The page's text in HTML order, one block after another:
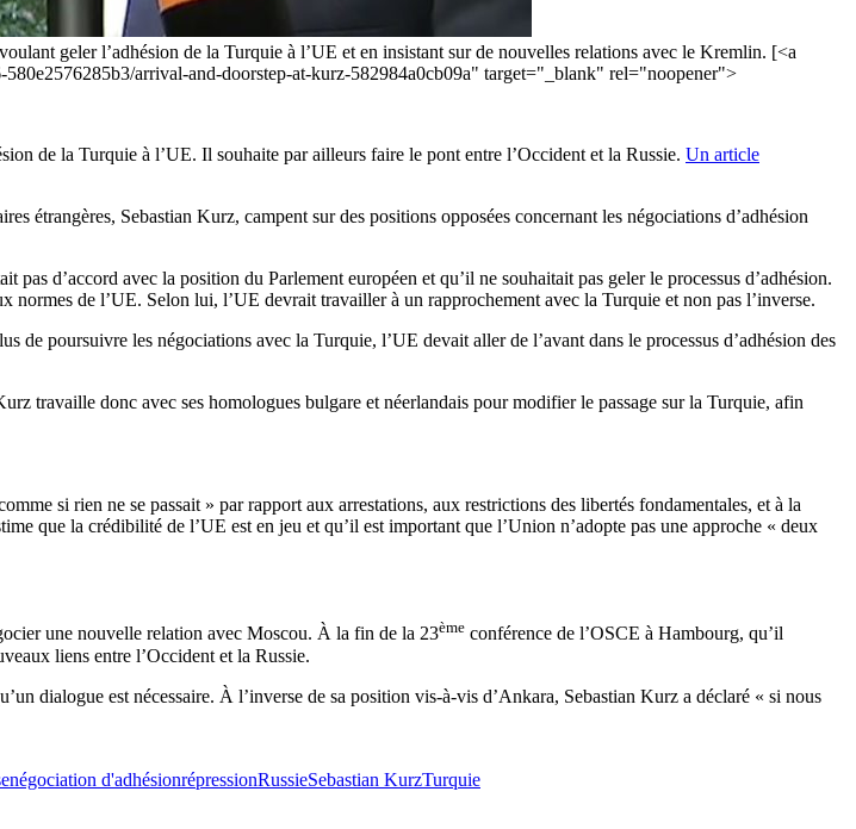
geler l’adhésion de la Turquie à l’UE et en insistant sur de nouvelles relations avec le Kremlin. [<a
arrival-and-doorstep-at-kurz-582984a0cb09a" target="_blank" rel="noopener">
de la Turquie à l’UE. Il souhaite par ailleurs faire le pont entre l’Occident et la Russie. Un article
étrangères, Sebastian Kurz, campent sur des positions opposées concernant les négociations d’adhésion
pas d’accord avec la position du Parlement européen et qu’il ne souhaitait pas geler le processus d’adhésion.
normes de l’UE. Selon lui, l’UE devrait travailler à un rapprochement avec la Turquie et non pas l’inverse.
poursuivre les négociations avec la Turquie, l’UE devait aller de l’avant dans le processus d’adhésion des
travaille donc avec ses homologues bulgare et néerlandais pour modifier le passage sur la Turquie, afin
si rien ne se passait » par rapport aux arrestations, aux restrictions des libertés fondamentales, et à la
que la crédibilité de l’UE est en jeu et qu’il est important que l’Union n’adopte pas une approche « deux
une nouvelle relation avec Moscou. À la fin de la 23ème conférence de l’OSCE à Hambourg, qu’il
liens entre l’Occident et la Russie.
dialogue est nécessaire. À l’inverse de sa position vis-à-vis d’Ankara, Sebastian Kurz a déclaré « si nous
négociation d'adhésionrépressionRussieSebastian KurzTurquie